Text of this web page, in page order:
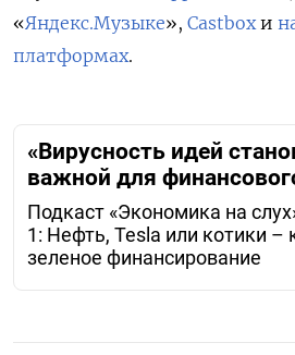
«Яндекс.Музыке», Castboxи
платформах.
«Вирусность идей
важной для
Подкаст «Экономика на
1: Нефть, Tesla или котики –
зеленое финансирование